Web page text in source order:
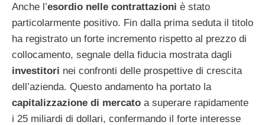
Anche l’esordio nelle contrattazioni è stato
particolarmente positivo. Fin dalla prima seduta il titolo
ha registrato un forte incremento rispetto al prezzo di
collocamento, segnale della fiducia mostrata dagli
investitori nei confronti delle prospettive di crescita
dell’azienda. Questo andamento ha portato la
capitalizzazione di mercato a superare rapidamente
i 25 miliardi di dollari, confermando il forte interesse